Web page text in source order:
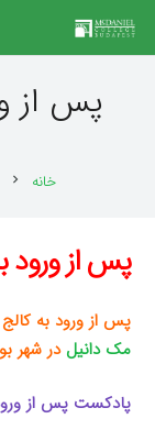
پس از
خانه chevron_right
پس از ورود
پس از ورود به
مک دانیل در شهر
پادکست پس از